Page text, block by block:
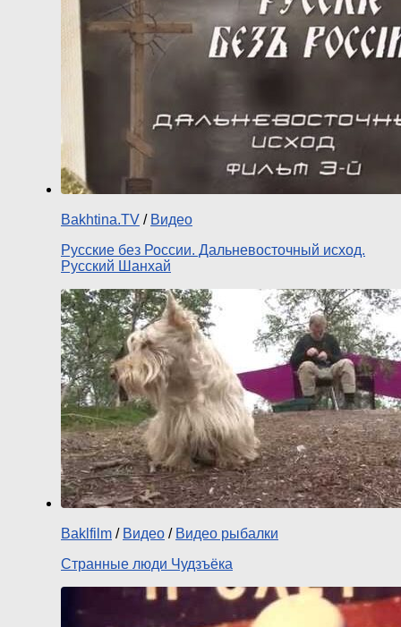
Bakhtina.TV / Видео
Русские без России. Дальневосточный исход.
Русский Шанхай
Baklfilm / Видео / Видео рыбалки
Странные люди Чудзъёка